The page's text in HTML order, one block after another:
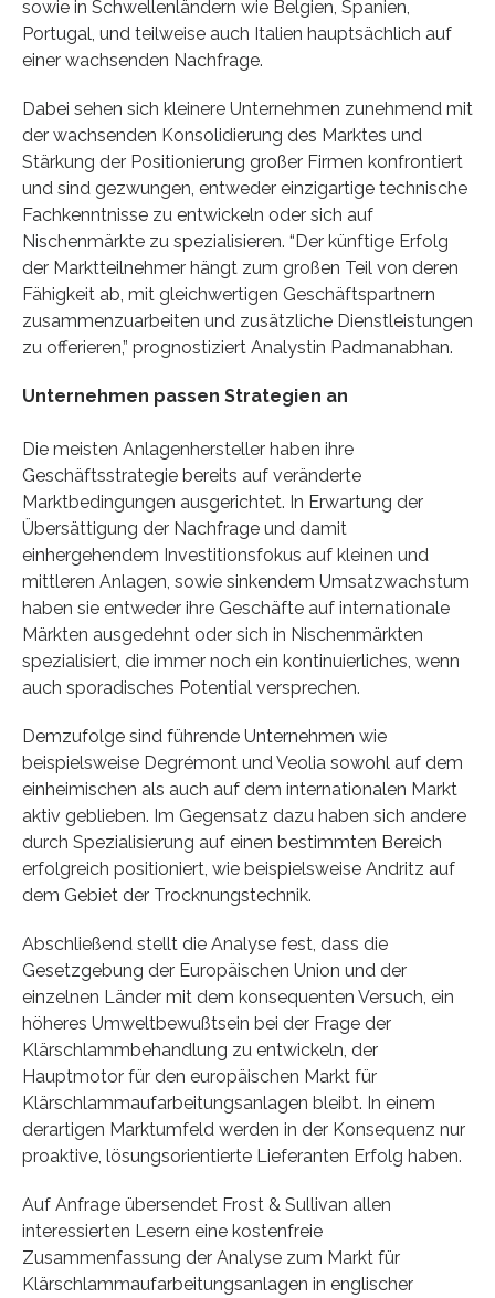
sowie in Schwellenländern wie Belgien, Spanien,
Portugal, und teilweise auch Italien hauptsächlich auf
einer wachsenden Nachfrage.
Dabei sehen sich kleinere Unternehmen zunehmend mit
der wachsenden Konsolidierung des Marktes und
Stärkung der Positionierung großer Firmen konfrontiert
und sind gezwungen, entweder einzigartige technische
Fachkenntnisse zu entwickeln oder sich auf
Nischenmärkte zu spezialisieren. “Der künftige Erfolg
der Marktteilnehmer hängt zum großen Teil von deren
Fähigkeit ab, mit gleichwertigen Geschäftspartnern
zusammenzuarbeiten und zusätzliche Dienstleistungen
zu offerieren,” prognostiziert Analystin Padmanabhan.
Unternehmen passen Strategien an
Die meisten Anlagenhersteller haben ihre
Geschäftsstrategie bereits auf veränderte
Marktbedingungen ausgerichtet. In Erwartung der
Übersättigung der Nachfrage und damit
einhergehendem Investitionsfokus auf kleinen und
mittleren Anlagen, sowie sinkendem Umsatzwachstum
haben sie entweder ihre Geschäfte auf internationale
Märkten ausgedehnt oder sich in Nischenmärkten
spezialisiert, die immer noch ein kontinuierliches, wenn
auch sporadisches Potential versprechen.
Demzufolge sind führende Unternehmen wie
beispielsweise Degrémont und Veolia sowohl auf dem
einheimischen als auch auf dem internationalen Markt
aktiv geblieben. Im Gegensatz dazu haben sich andere
durch Spezialisierung auf einen bestimmten Bereich
erfolgreich positioniert, wie beispielsweise Andritz auf
dem Gebiet der Trocknungstechnik.
Abschließend stellt die Analyse fest, dass die
Gesetzgebung der Europäischen Union und der
einzelnen Länder mit dem konsequenten Versuch, ein
höheres Umweltbewußtsein bei der Frage der
Klärschlammbehandlung zu entwickeln, der
Hauptmotor für den europäischen Markt für
Klärschlammaufarbeitungsanlagen bleibt. In einem
derartigen Marktumfeld werden in der Konsequenz nur
proaktive, lösungsorientierte Lieferanten Erfolg haben.
Auf Anfrage übersendet Frost & Sullivan allen
interessierten Lesern eine kostenfreie
Zusammenfassung der Analyse zum Markt für
Klärschlammaufarbeitungsanlagen in englischer